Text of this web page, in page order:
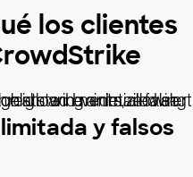
los clientes
y falsos